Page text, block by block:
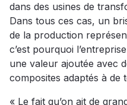
dans des usines de
Dans tous ces cas, un
de la production
c’est pourquoi
une valeur ajoutée avec
composites adaptés à de
« Le fait qu’on ait de